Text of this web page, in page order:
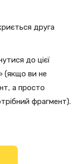
друга
до цієї
(якщо ви не
а просто
фрагмент).